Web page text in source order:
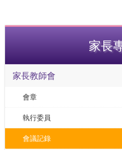
家長
家長教師會
會章
執行委員
會議記錄